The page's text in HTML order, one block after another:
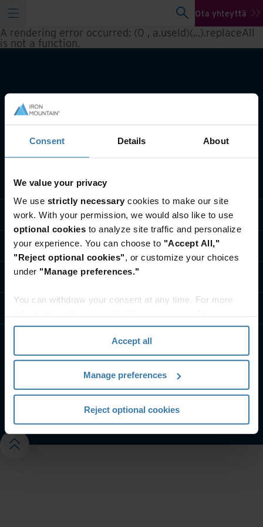
Consent Details About
We value your privacy
We use strictly necessary cookies to make our site
work. With your permission, we would also like to use
optional cookies to analyze site traffic and personalize
your experience. You can choose to "Accept All,"
"Reject optional cookies", or customize your choices
under "Manage preferences."
You can withdraw your consent at any time. For more
section" of ourPrivacy Policy.
Accept all
Manage preferences
Reject optional cookies
Ota yhteyttä
A rendering error occurred: (0 , a.useId)(...).replaceAll
is not a function.
Lisätietoa toiminnasta
Ratkaisut teollisuudenaloille
Tietoja meistä
Ota yhteyttä
Verkkosivujen käyttöehdot ja edellytykset
Hallinnoi tietosuoja-asetuksiasi
©2026 Iron Mountain Incorporated. Kaikki oikeudet